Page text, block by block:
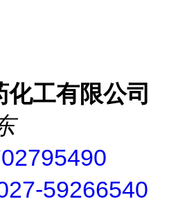
工有限公司
59266540